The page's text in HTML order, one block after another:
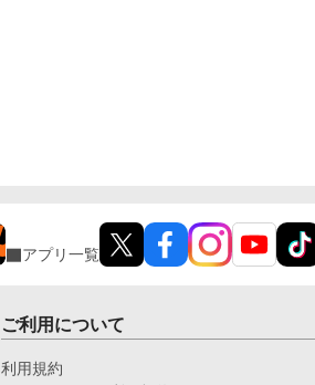
アプリ一覧
ご利用について
利用規約